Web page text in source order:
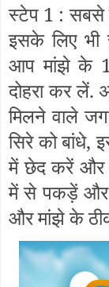
स्टेप 1 : सबसे
इसके लिए भी
आप मांझे के
दोहरा कर
मिलने वाले
सिरे को बांधे,
में छेद करें और
में से पकड़ें और
और मांझे के